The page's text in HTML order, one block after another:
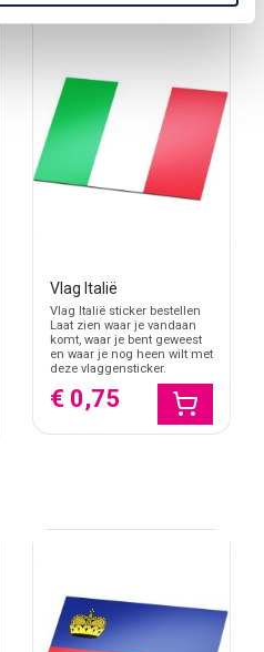
Vlag Italië
Vlag Italië sticker bestellen
Laat zien waar je vandaan
komt, waar je bent geweest
en waar je nog heen wilt met
deze vlaggensticker.
€ 0,75